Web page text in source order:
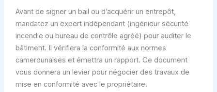
Avant de signer un bail ou d’acquérir un entrepôt,
mandatez un expert indépendant (ingénieur sécurité
incendie ou bureau de contrôle agréé) pour auditer le
bâtiment. Il vérifiera la conformité aux normes
camerounaises et émettra un rapport. Ce document
vous donnera un levier pour négocier des travaux de
mise en conformité avec le propriétaire.